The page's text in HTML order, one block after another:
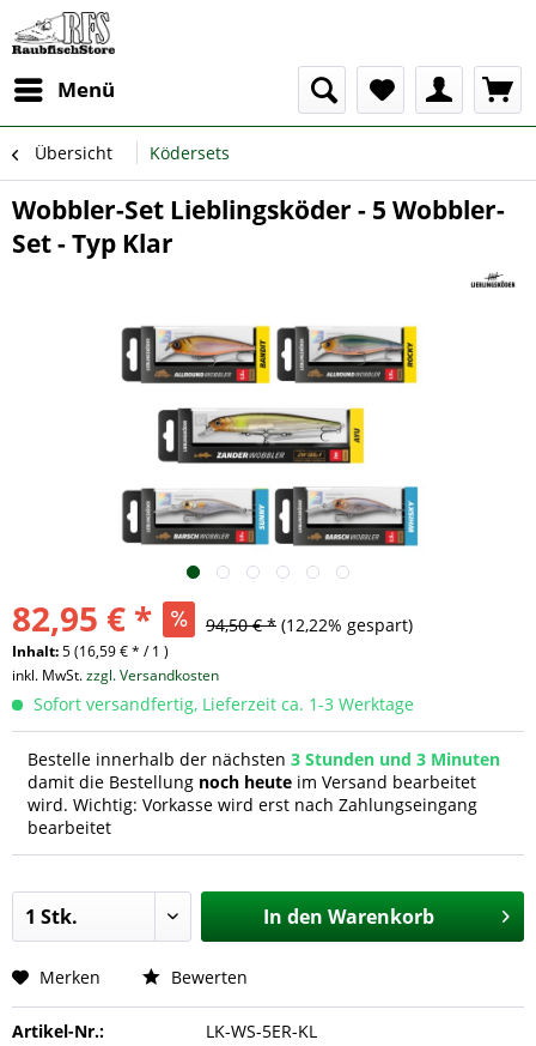
Menü
Übersicht Ködersets
Wobbler-Set Lieblingsköder - 5 Wobbler-
Set - Typ Klar
82,95 € * 94,50 € * (12,22% gespart)
Inhalt:5 (16,59 € * / 1 )
inkl. MwSt.zzgl. Versandkosten
Sofort versandfertig, Lieferzeit ca. 1-3 Werktage
Bestelle innerhalb der nächsten 3 Stunden und 3 Minuten
damit die Bestellung noch heute im Versand bearbeitet
wird. Wichtig: Vorkasse wird erst nach Zahlungseingang
bearbeitet
In den Warenkorb
Merken Bewerten
Artikel-Nr.: LK-WS-5ER-KL